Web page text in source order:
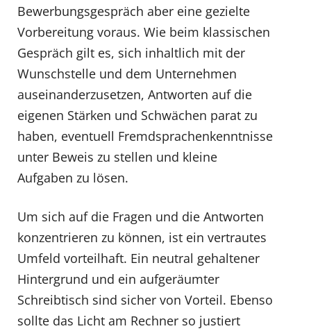
Bewerbungsgespräch aber eine gezielte
Vorbereitung voraus. Wie beim klassischen
Gespräch gilt es, sich inhaltlich mit der
Wunschstelle und dem Unternehmen
auseinanderzusetzen, Antworten auf die
eigenen Stärken und Schwächen parat zu
haben, eventuell Fremdsprachenkenntnisse
unter Beweis zu stellen und kleine
Aufgaben zu lösen.
Um sich auf die Fragen und die Antworten
konzentrieren zu können, ist ein vertrautes
Umfeld vorteilhaft. Ein neutral gehaltener
Hintergrund und ein aufgeräumter
Schreibtisch sind sicher von Vorteil. Ebenso
sollte das Licht am Rechner so justiert